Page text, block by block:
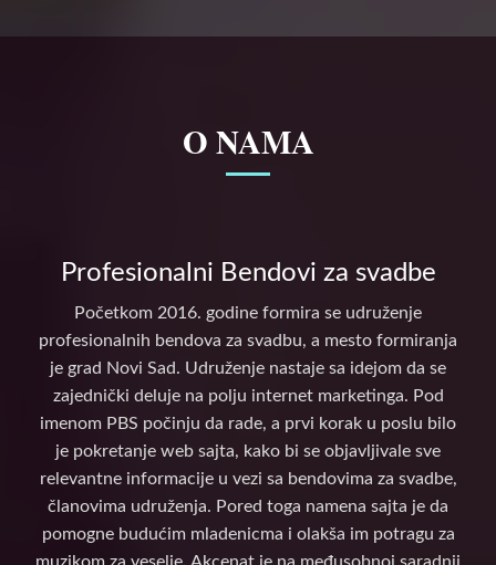
O NAMA
Profesionalni Bendovi za svadbe
Početkom 2016. godine formira se udruženje
profesionalnih bendova za svadbu, a mesto formiranja
je grad Novi Sad. Udruženje nastaje sa idejom da se
zajednički deluje na polju internet marketinga. Pod
imenom PBS počinju da rade, a prvi korak u poslu bilo
je pokretanje web sajta, kako bi se objavljivale sve
relevantne informacije u vezi sa bendovima za svadbe,
članovima udruženja. Pored toga namena sajta je da
pomogne budućim mladenicma i olakša im potragu za
muzikom za veselje. Akcenat je na međusobnoj saradnji